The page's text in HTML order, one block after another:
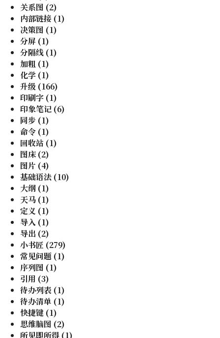
关系图 (2)
内部链接(1)
决策图 (1)
分屏(1)
分隔线(1)
加粗 (1)
化学(1)
升级(166)
印刷字(1)
印象笔记(6)
同步(1)
命令(1)
回收站 (1)
图床(2)
图片 (4)
基础语法(10)
大纲(1)
天马(1)
定义(1)
导入(1)
导出 (2)
小书匠 (279)
常见问题(1)
序列图 (1)
引用 (3)
待办列表(1)
待办清单 (1)
快捷键(1)
思维脑图 (2)
所见即所得(1)